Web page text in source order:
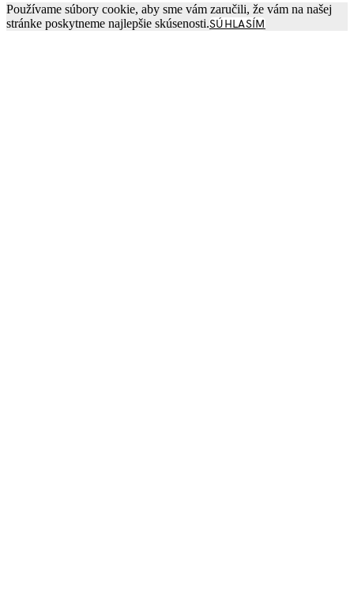
Používame súbory cookie, aby sme vám zaručili, že vám na našej
stránke poskytneme najlepšie skúsenosti.SÚHLASÍM